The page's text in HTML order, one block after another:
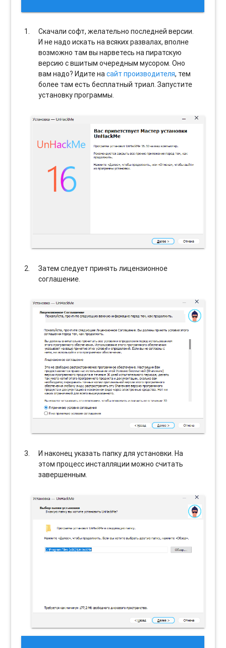
Скачали софт, желательно последней версии.
И не надо искать на всяких развалах, вполне
возможно там вы нарветесь на пиратскую
версию с вшитым очередным мусором. Оно
вам надо? Идите насайт производителя, тем
более там есть бесплатный триал. Запустите
установку программы.
Затем следует принять лицензионное
соглашение.
И наконец указать папку для установки. На
этом процесс инсталляции можно считать
завершенным.